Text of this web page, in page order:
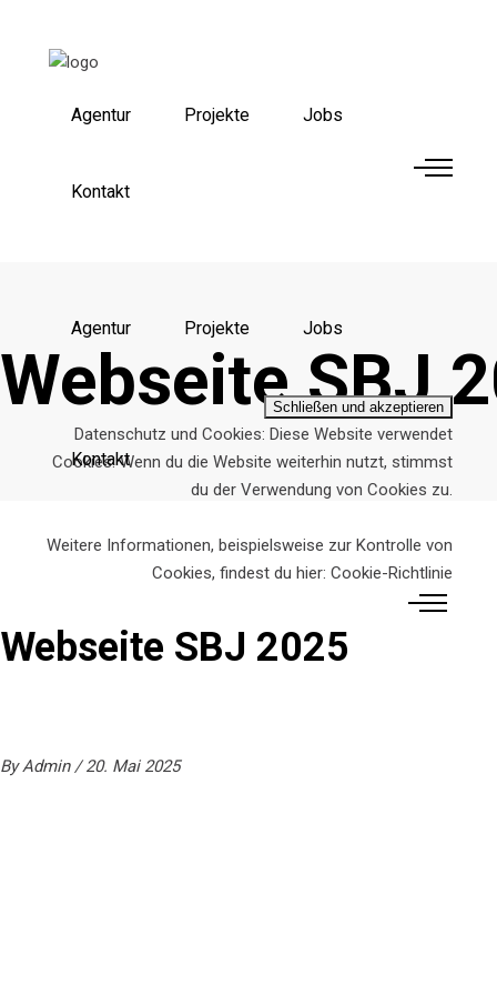
Agentur Projekte Jobs
Kontakt
Datenschutz und Cookies: Diese Website verwendet
Cookies. Wenn du die Website weiterhin nutzt, stimmst
du der Verwendung von Cookies zu.
Weitere Informationen, beispielsweise zur Kontrolle von
Cookies, findest du hier: Cookie-Richtlinie
Agentur Projekte Jobs
Kontakt
Webseite SBJ
Webseite SBJ 2025
ByAdmin 20. Mai 2025